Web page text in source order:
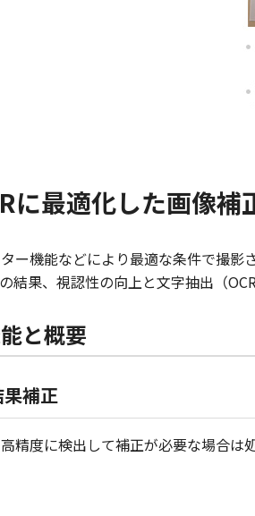
に最適化した画像
ー機能などにより最適な条件で撮
結果、視認性の向上と文字抽出（
と概要
補正
精度に検出して補正が必要な場合は